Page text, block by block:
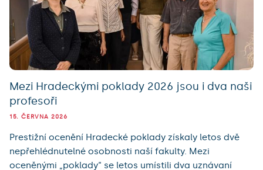
Mezi Hradeckými poklady 2026 jsou i dva naši
profesoři
15. ČERVNA 2026
Prestižní ocenění Hradecké poklady získaly letos dvě
nepřehlédnutelné osobnosti naší fakulty. Mezi
oceněnými „poklady“ se letos umístili dva uznávaní